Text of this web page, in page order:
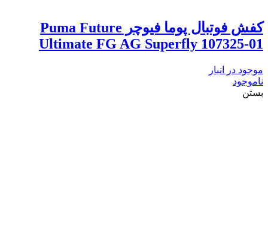
کفش فوتبال پوما فیوچر Puma Future
Ultimate FG AG Superfly 107325-01
موجود در انبار
ناموجود
بستن